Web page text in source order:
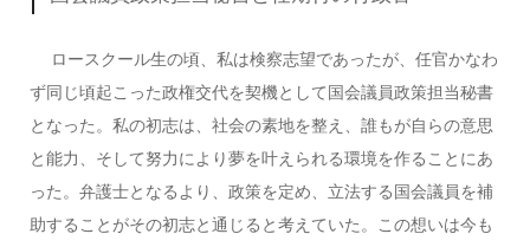
ロースクール生の頃、私は検察志望であったが、任官かなわ
ず同じ頃起こった政権交代を契機として国会議員政策担当秘書
となった。私の初志は、社会の素地を整え、誰もが自らの意思
と能力、そして努力により夢を叶えられる環境を作ることにあ
った。弁護士となるより、政策を定め、立法する国会議員を補
助することがその初志と通じると考えていた。この想いは今も